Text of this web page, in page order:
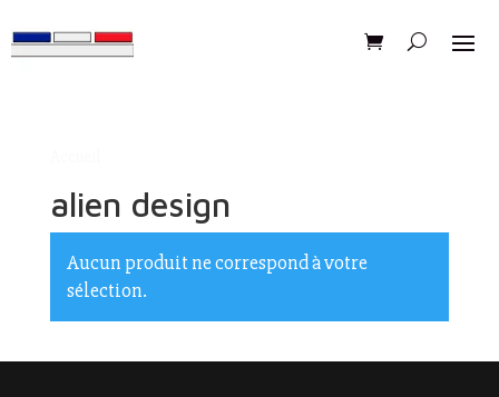
alien design
Aucun produit ne correspond à votre
sélection.